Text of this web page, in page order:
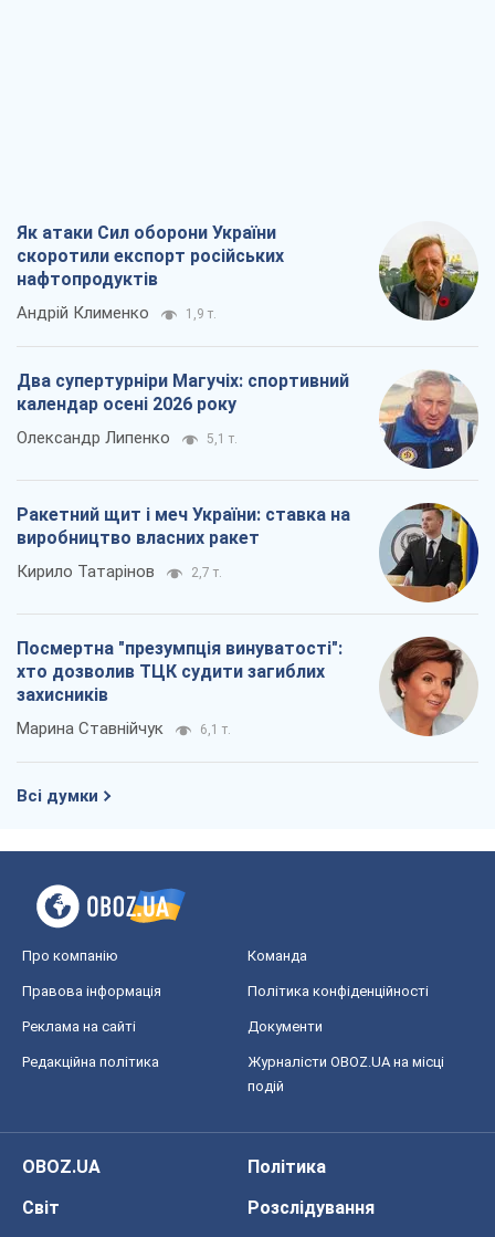
Як атаки Сил оборони України
скоротили експорт російських
нафтопродуктів
Андрій Клименко 1,9 т.
Два супертурніри Магучіх: спортивний
календар осені 2026 року
Олександр Липенко 5,1 т.
Ракетний щит і меч України: ставка на
виробництво власних ракет
Кирило Татарінов 2,7 т.
Посмертна "презумпція винуватості":
хто дозволив ТЦК судити загиблих
захисників
Марина Ставнійчук 6,1 т.
Всі думки
Про компанію Команда
Правова інформація Політика конфіденційності
Реклама на сайті Документи
Редакційна політика
Журналісти OBOZ.UA на місці
подій
OBOZ.UA
Політика
Світ
Розслідування